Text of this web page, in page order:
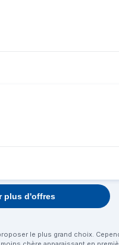
plus d'offres
le plus grand choix.